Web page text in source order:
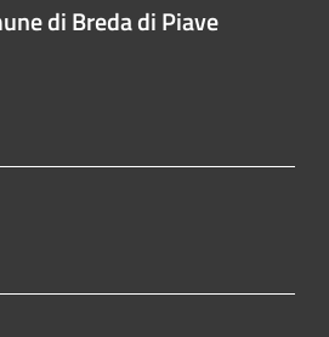
di Breda di Piave